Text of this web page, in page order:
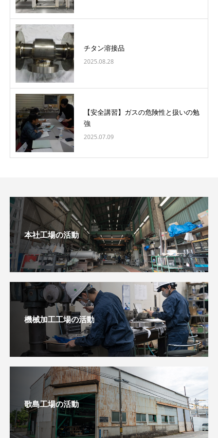
チタン溶接品
2025.08.28
【安全講習】ガスの危険性と扱いの勉
強
2025.07.09
本社工場の活動
機械加工工場の活動
歌島工場の活動